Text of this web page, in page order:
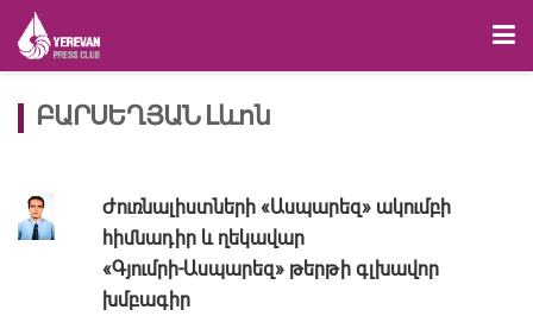
ԲԱՐՍԵՂՅԱՆ Լևոն
Ժուռնալիստների «Ասպարեզ» ակումբի
հիմնադիր և ղեկավար
«Գյումրի-Ասպարեզ» թերթի գլխավոր
խմբագիր